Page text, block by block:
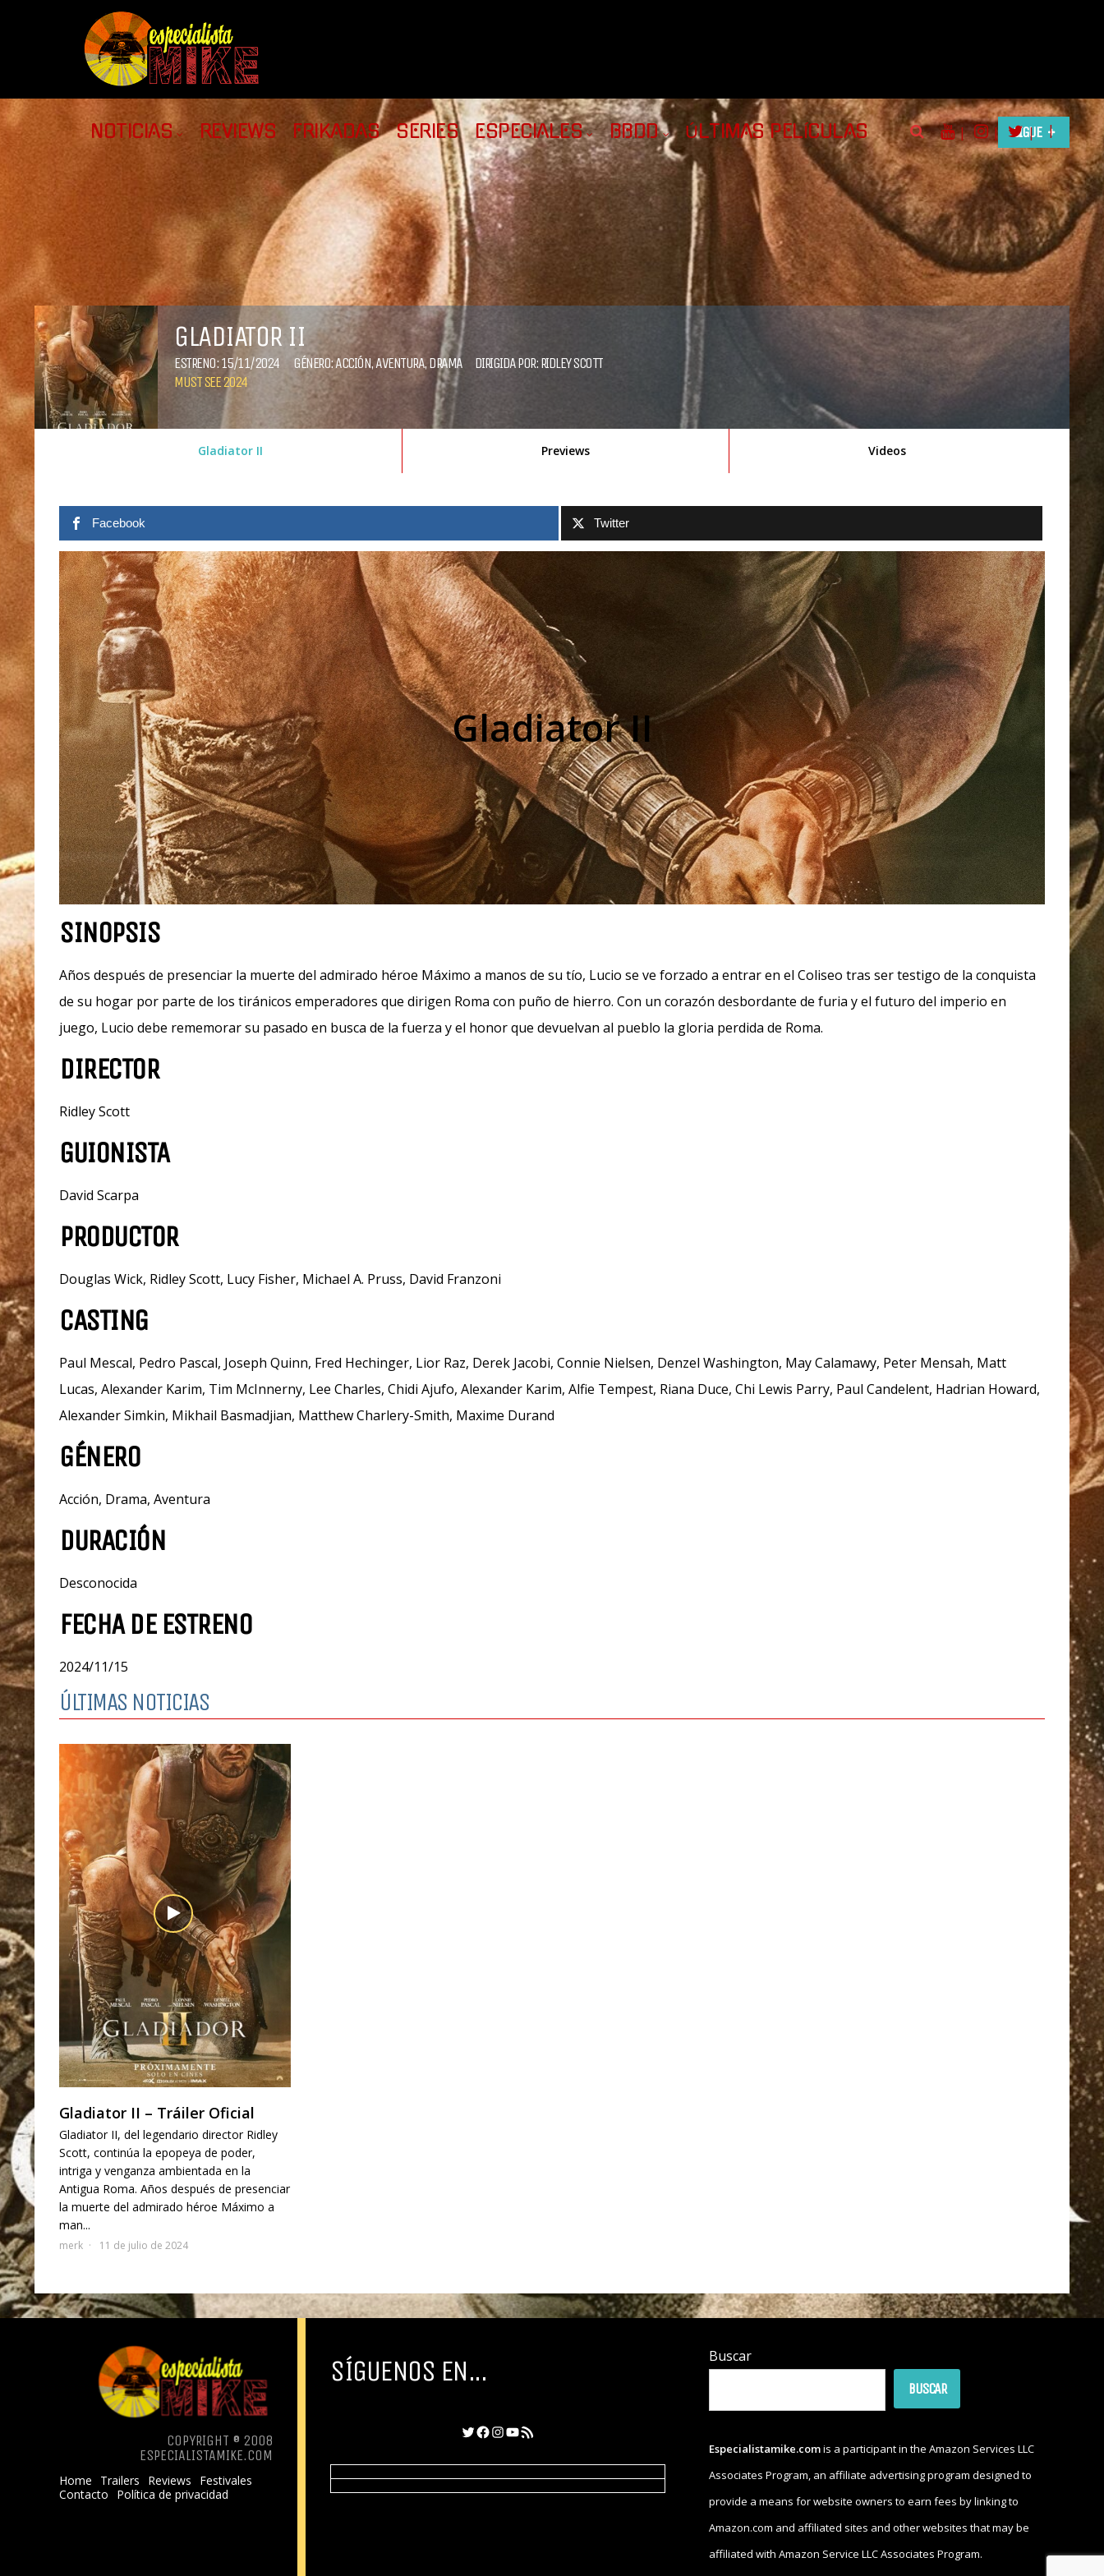
NOTICIAS REVIEWS FRIKADAS SERIES ESPECIALES BBDD ÚLTIMAS PELÍCULAS | | | |
SIGUE
GLADIATOR II
ESTRENO: 15/11/2024 GÉNERO:ACCIÓN,AVENTURA,DRAMA DIRIGIDA POR:RIDLEY SCOTT
MUST SEE 2024
Gladiator II Previews Videos
Facebook Twitter
Gladiator II
SINOPSIS
Años después de presenciar la muerte del admirado héroe Máximo a manos de su tío, Lucio se ve forzado a entrar en el Coliseo tras ser testigo de la conquista
de su hogar por parte de los tiránicos emperadores que dirigen Roma con puño de hierro. Con un corazón desbordante de furia y el futuro del imperio en
juego, Lucio debe rememorar su pasado en busca de la fuerza y el honor que devuelvan al pueblo la gloria perdida de Roma.
DIRECTOR
Ridley Scott
GUIONISTA
David Scarpa
PRODUCTOR
Douglas Wick, Ridley Scott, Lucy Fisher, Michael A. Pruss, David Franzoni
CASTING
Paul Mescal, Pedro Pascal, Joseph Quinn, Fred Hechinger, Lior Raz, Derek Jacobi, Connie Nielsen, Denzel Washington, May Calamawy, Peter Mensah, Matt
Lucas, Alexander Karim, Tim McInnerny, Lee Charles, Chidi Ajufo, Alexander Karim, Alfie Tempest, Riana Duce, Chi Lewis Parry, Paul Candelent, Hadrian Howard,
Alexander Simkin, Mikhail Basmadjian, Matthew Charlery-Smith, Maxime Durand
GÉNERO
Acción, Drama, Aventura
DURACIÓN
Desconocida
FECHA DE ESTRENO
2024/11/15
ÚLTIMAS NOTICIAS
Gladiator II – Tráiler Oficial
Gladiator II, del legendario director Ridley
Scott, continúa la epopeya de poder,
intriga y venganza ambientada en la
Antigua Roma. Años después de presenciar
la muerte del admirado héroe Máximo a
man...
merk 11 de julio de 2024
COPYRIGHT ® 2008
ESPECIALISTAMIKE.COM
Home Trailers Reviews
Festivales
Contacto
Política de privacidad
SÍGUENOS EN...
Twitter
Facebook
Instagram
YouTube
Feed RSS
Buscar
BUSCAR
Especialistamike.comis a participant in the Amazon Services LLC
Associates Program, an affiliate advertising program designed to
provide a means for website owners to earn fees by linking to
Amazon.com and affiliated sites and other websites that may be
affiliated with Amazon Service LLC Associates Program.